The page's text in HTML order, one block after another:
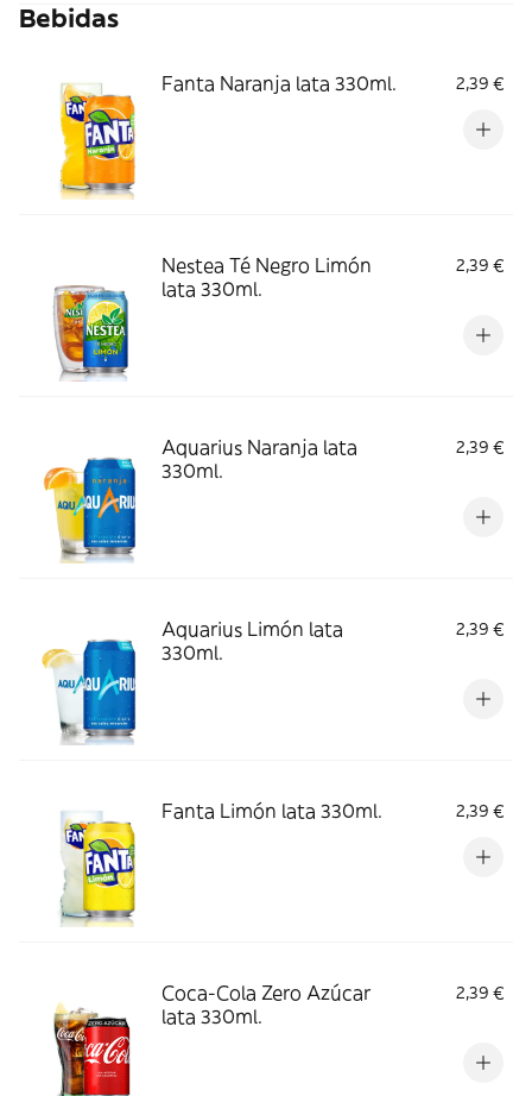
Bebidas
Fanta Naranja lata 330ml. 2,39 €
Nestea Té Negro Limón
lata 330ml.
2,39 €
Aquarius Naranja lata
330ml.
2,39 €
Aquarius Limón lata
330ml.
2,39 €
Fanta Limón lata 330ml. 2,39 €
Coca-Cola Zero Azúcar
lata 330ml.
2,39 €